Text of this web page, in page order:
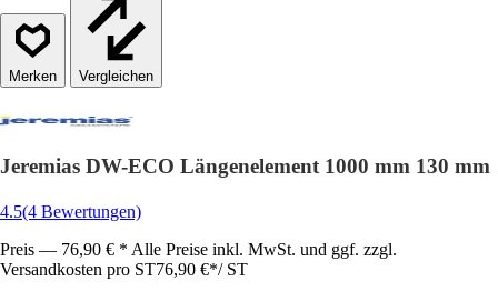
Vergleichen
Jeremias DW-ECO Längenelement 1000 mm 130 mm
4.5(4 Bewertungen)
Preis — 76,90 € * Alle Preise inkl. MwSt. und ggf. zzgl.
Versandkosten pro ST76,90 €*/ ST